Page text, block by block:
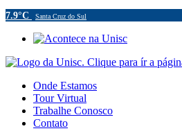
7.9°C Santa Cruz do Sul
Onde Estamos
Tour Virtual
Trabalhe Conosco
Contato